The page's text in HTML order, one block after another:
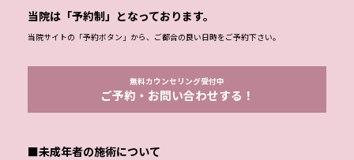
当院は「予約制」となっております。
当院サイトの「予約ボタン」から、ご都合の良い日時をご予約下さい。
無料カウンセリング受付中
ご予約・お問い合わせする！
■未成年者の施術について